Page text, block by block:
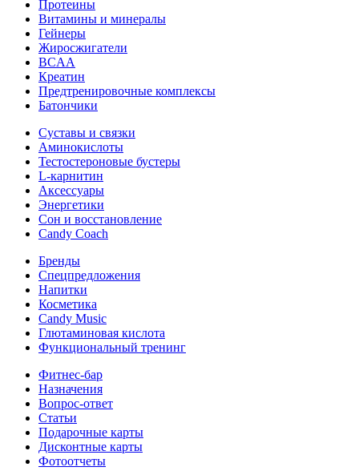
Протеины
Витамины и минералы
Гейнеры
Жиросжигатели
BCAA
Креатин
Предтренировочные комплексы
Батончики
Суставы и связки
Аминокислоты
Тестостероновые бустеры
L-карнитин
Аксессуары
Энергетики
Сон и восстановление
Candy Coach
Бренды
Спецпредложения
Напитки
Косметика
Candy Music
Глютаминовая кислота
Функциональный тренинг
Фитнес-бар
Назначения
Вопрос-ответ
Статьи
Подарочные карты
Дисконтные карты
Фотоотчеты